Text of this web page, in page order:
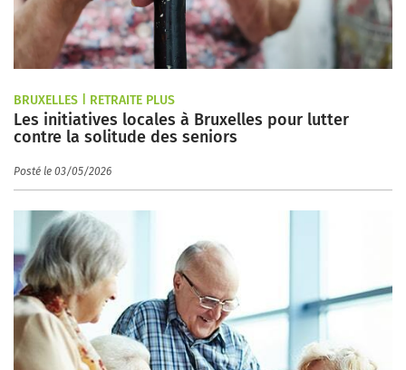
BRUXELLES | RETRAITE PLUS
Les initiatives locales à Bruxelles pour lutter
contre la solitude des seniors
Posté le 03/05/2026